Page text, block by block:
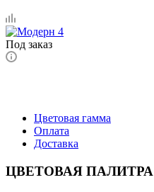
Под заказ
Цветовая гамма
Оплата
Доставка
ЦВЕТОВАЯ